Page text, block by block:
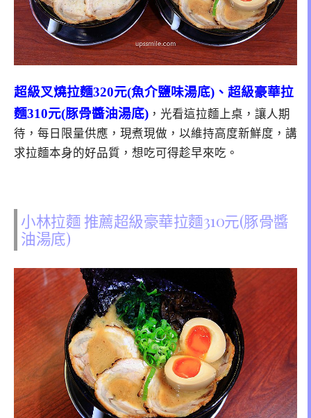
超級叉燒拉麵320元(魚介鹽味湯底)、超級豪華拉
麵310元(豚骨醬油湯底) ，光看這拉麵上桌，讓人期
待，每日限量供應，現煮現做，以維持高度新鮮度，講
求拉麵本身的好品質，想吃可得趁早來吃。
小林拉麵 推薦超級豪華拉麵310元(豚骨醬
油湯底)